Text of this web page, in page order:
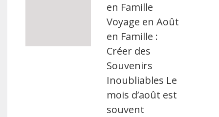
en Famille
Voyage en Août
en Famille :
Créer des
Souvenirs
Inoubliables Le
mois d’août est
souvent